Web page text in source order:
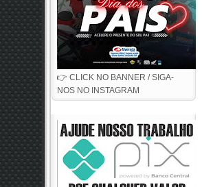
👉 CLICK NO BANNER / SIGA-
NOS NO INSTAGRAM